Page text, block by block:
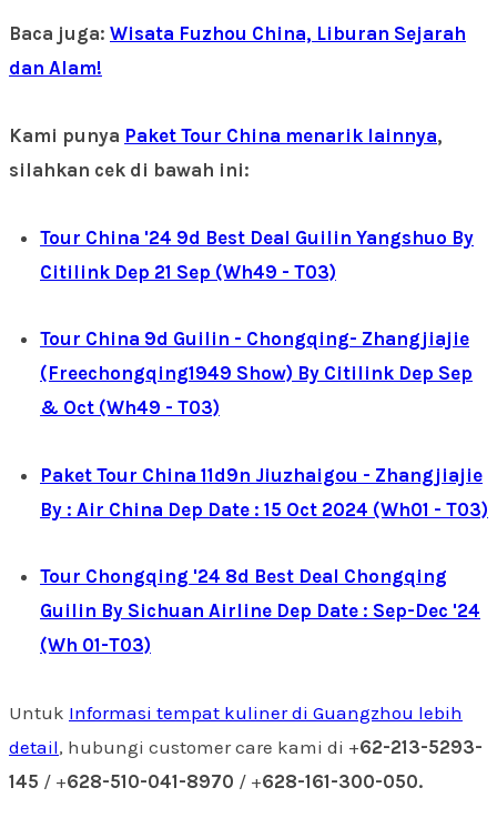
Baca juga: Wisata Fuzhou China, Liburan Sejarah
dan Alam!
Kami punya Paket Tour China menarik lainnya,
silahkan cek di bawah ini:
Tour China '24 9d Best Deal Guilin Yangshuo By
Citilink Dep 21 Sep (Wh49 - T03)
Tour China 9d Guilin - Chongqing- Zhangjiajie
(Freechongqing1949 Show) By Citilink Dep Sep
& Oct (Wh49 - T03)
Paket Tour China 11d9n Jiuzhaigou - Zhangjiajie
By : Air China Dep Date : 15 Oct 2024 (Wh01 - T03)
Tour Chongqing '24 8d Best Deal Chongqing
Guilin By Sichuan Airline Dep Date : Sep-Dec '24
(Wh 01-T03)
Untuk Informasi tempat kuliner di Guangzhou lebih
detail, hubungi customer care kami di +62-213-5293-
145 / +628-510-041-8970 / +628-161-300-050.